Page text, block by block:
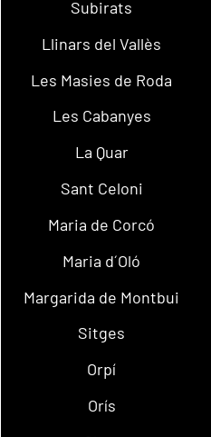
Subirats
Llinars del Vallès
Les Masies de Roda
Les Cabanyes
La Quar
Sant Celoni
Maria de Corcó
Maria d´Oló
Margarida de Montbui
Sitges
Orpí
Orís